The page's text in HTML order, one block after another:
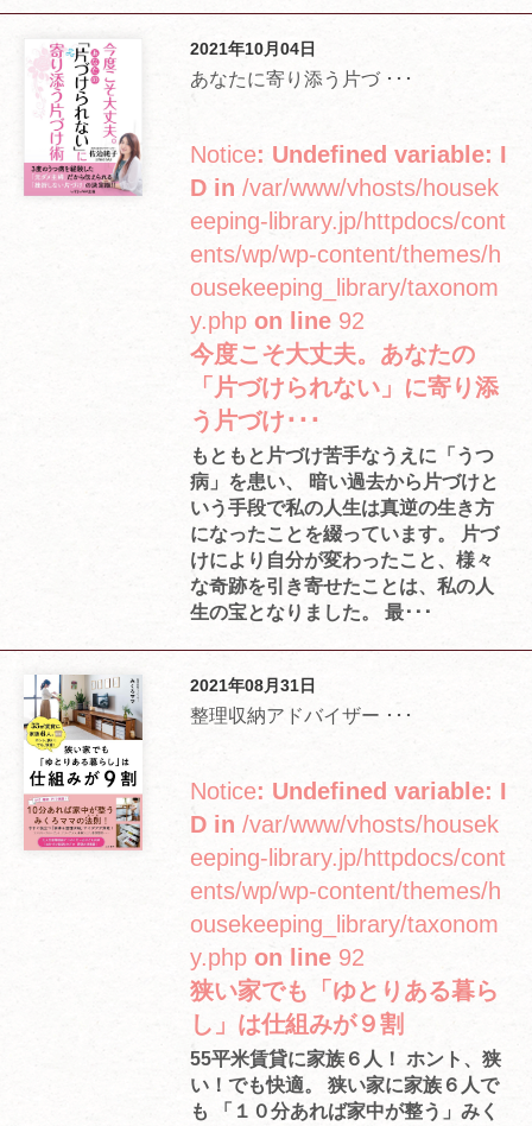
2021年10月04日
あなたに寄り添う片づ ･･･
Notice: Undefined variable: I
D in /var/www/vhosts/housek
eeping-library.jp/httpdocs/cont
ents/wp/wp-content/themes/h
ousekeeping_library/taxonom
y.php on line 92
今度こそ大丈夫。あなたの
「片づけられない」に寄り添
う片づけ･･･
もともと片づけ苦手なうえに「うつ
病」を患い、 暗い過去から片づけと
いう手段で私の人生は真逆の生き方
になったことを綴っています。 片づ
けにより自分が変わったこと、様々
な奇跡を引き寄せたことは、私の人
生の宝となりました。 最･･･
2021年08月31日
整理収納アドバイザー ･･･
Notice: Undefined variable: I
D in /var/www/vhosts/housek
eeping-library.jp/httpdocs/cont
ents/wp/wp-content/themes/h
ousekeeping_library/taxonom
y.php on line 92
狭い家でも「ゆとりある暮ら
し」は仕組みが９割
55平米賃貸に家族６人！ ホント、狭
い！でも快適。 狭い家に家族６人で
も 「１０分あれば家中が整う」みく